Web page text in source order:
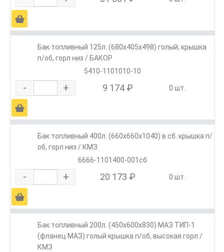
Ä
Бак топливный 125л. (680х405х498) голый, крышка
п/об, горл низ / БАКОР
5410-1101010-10
- + 9 174 ₽ 0 шт.
Ä
Бак топливный 400л. (660х660х1040) в сб. крышка п/
об, горл низ / КМЗ
6666-1101400-001сб
- + 20 173 ₽ 0 шт.
Ä
Бак топливный 200л. (450х600х830) МАЗ ТИП-1
(фланец МАЗ) голый крышка п/об, высокая горл /
КМЗ